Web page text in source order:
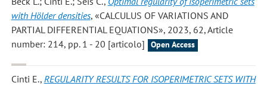
with Hölder densities, «CALCULUS OF VARIATIONS AND
PARTIAL DIFFERENTIAL EQUATIONS», 2023, 62, Article
number: 214, pp. 1 - 20 [articolo]
Open Access
Cinti E., REGULARITY RESULTS FOR ISOPERIMETRIC SETS WITH